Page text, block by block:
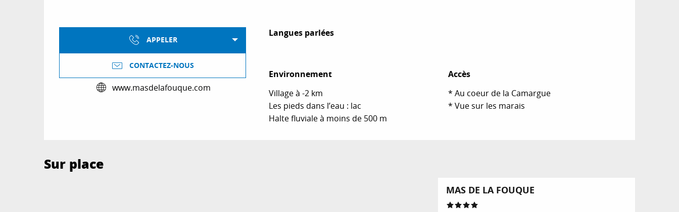
APPELER
CONTACTEZ-NOUS
www.masdelafouque.com
Langues parlées
Langues parlées
Environnement
Environnement
Village à -2 km
Les pieds dans l’eau : lac
Halte fluviale à moins de 500 m
Accès
Accès
* Au coeur de la Camargue
* Vue sur les marais
Sur place
MAS DE LA FOUQUE